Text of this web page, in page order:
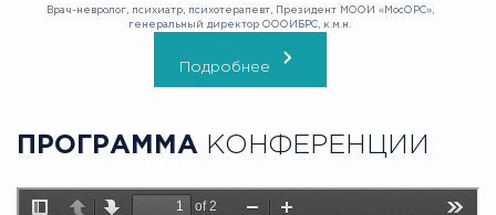
Врач-невролог, психиатр, психотерапевт, Президент МООИ «МосОРС»,
генеральный директор ОООИБРС, к.м.н.
Подробнее
ПРОГРАММА КОНФЕРЕНЦИИ